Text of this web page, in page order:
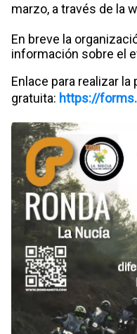
marzo, a través de la
En breve la
información sobre el
Enlace para realizar
gratuita: https://